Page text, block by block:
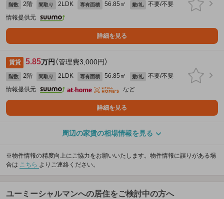
階数 2階 間取り 2LDK 専有面積 56.85㎡ 敷/礼
不要/不要
情報提供元
詳細を見る
賃貸 5.85万円 （管理費3,000円）
階数 2階 間取り 2LDK 専有面積 56.85㎡ 敷/礼
不要/不要
情報提供元
など
詳細を見る
周辺の家賃の相場情報を見る
※物件情報の精度向上にご協力をお願いいたします。物件情報に誤りがある場
合は こちら よりご連絡ください。
ユーミーシャルマンへの居住をご検討中の方へ